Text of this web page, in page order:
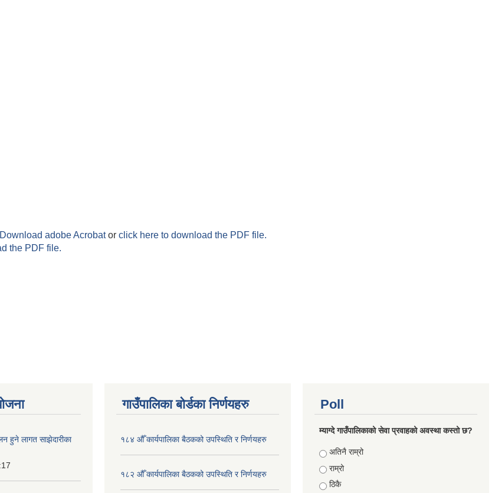
Download adobe Acrobator click here to download the PDF file.
the PDF file.
हुने लागत साझेदारीका
गाउँपालिका बोर्डका निर्णयहरु
१८४ औँ कार्यपालिका बैठकको उपस्थिति र निर्णयहरु
१८२ औँ कार्यपालिका बैठकको उपस्थिति र निर्णयहरु
Poll
म्याग्दे गाउँपालिकाको सेवा प्रवाहको अवस्था कस्तो छ?
Choices
अतिनै राम्रो
राम्रो
ठिकै